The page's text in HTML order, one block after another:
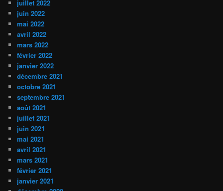
juillet 2022
juin 2022
mai 2022
avril 2022
mars 2022
février 2022
janvier 2022
décembre 2021
octobre 2021
septembre 2021
août 2021
juillet 2021
juin 2021
mai 2021
avril 2021
mars 2021
février 2021
janvier 2021